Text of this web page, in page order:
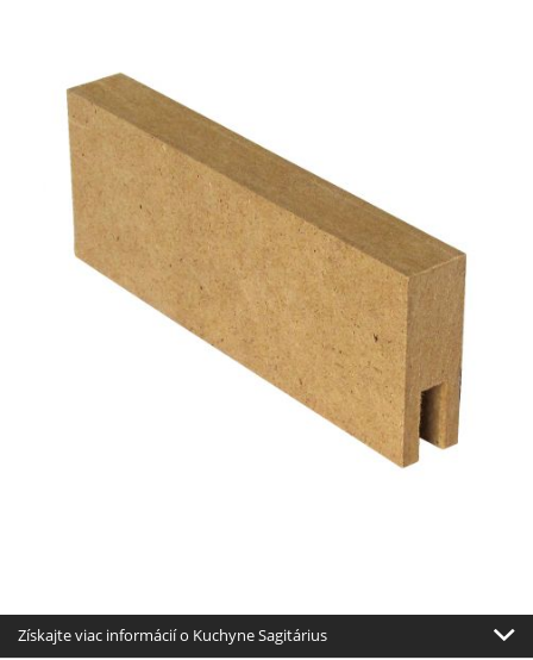
Získajte viac informácií o Kuchyne Sagitárius